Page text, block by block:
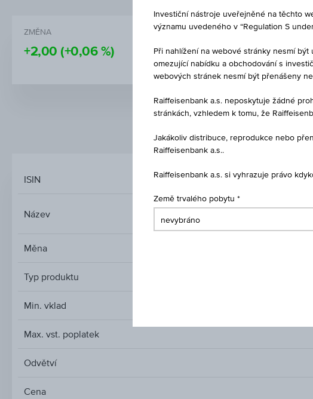
ZMĚNA
+2,00 (+0,06 %)
CENA
3.206,98
TRŽNÍ DATA
ISIN
Název
UBS (CH) INDEX FUND -
Měna
Typ produktu
Min. vklad
Max. vst. poplatek
Odvětví
Cena
Investiční nástroje uveřejněné na těchto
významu uvedeného v “Regulation S
Při nahlížení na webové stránky nesmí
omezující nabídku a obchodování s
webových stránek nesmí být přenášeny
Raiffeisenbank a.s. neposkytuje žádné
stránkách, vzhledem k tomu, že
Jakákoliv distribuce, reprodukce nebo
Raiffeisenbank a.s..
Raiffeisenbank a.s. si vyhrazuje právo
Země trvalého pobytu